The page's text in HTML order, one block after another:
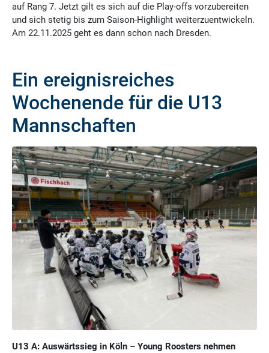
auf Rang 7. Jetzt gilt es sich auf die Play-offs vorzubereiten
und sich stetig bis zum Saison-Highlight weiterzuentwickeln.
Am 22.11.2025 geht es dann schon nach Dresden.
Ein ereignisreiches
Wochenende für die U13
Mannschaften
U13 A: Auswärtssieg in Köln – Young Roosters nehmen